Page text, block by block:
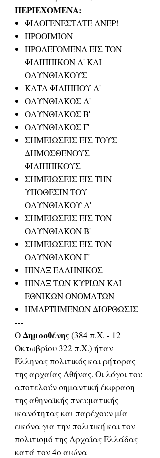
ΠΕΡΙΕΧΟΜΕΝΑ:
ΦΙΛΟΓΕΝΕΣΤΑΤΕ ΑΝΕΡ!
ΠΡΟΟΙΜΙΟΝ
ΠΡΟΛΕΓΟΜΕΝΑ ΕΙΣ ΤΟΝ
ΦΙΛΙΠΠΙΚΟΝ Α' ΚΑΙ
ΟΛΥΝΘΙΑΚΟΥΣ
ΚΑΤΑ ΦΙΛΙΠΠΟΥ Α'
ΟΛΥΝΘΙΑΚΟΣ Α'
ΟΛΥΝΘΙΑΚΟΣ Β'
ΟΛΥΝΘΙΑΚΟΣ Γ'
ΣΗΜΕΙΩΣΕΙΣ ΕΙΣ ΤΟΥΣ
ΔΗΜΟΣΘΕΝΟΥΣ
ΦΙΛΙΠΠΙΚΟΥΣ
ΣΗΜΕΙΩΣΕΙΣ ΕΙΣ ΤΗΝ
ΥΠΟΘΕΣΙΝ ΤΟΥ
ΟΛΥΝΘΙΑΚΟΥ Α'
ΣΗΜΕΙΩΣΕΙΣ ΕΙΣ ΤΟΝ
ΟΛΥΝΘΙΑΚΟΝ Β'
ΣΗΜΕΙΩΣΕΙΣ ΕΙΣ ΤΟΝ
ΟΛΥΝΘΙΑΚΟΝ Γ'
ΠΙΝΑΞ ΕΛΛΗΝΙΚΟΣ
ΠΙΝΑΞ ΤΩΝ ΚΥΡΙΩΝ ΚΑΙ
ΕΘΝΙΚΩΝ ΟΝΟΜΑΤΩΝ
ΗΜΑΡΤΗΜΕΝΩΝ ΔΙΟΡΘΩΣΙΣ
---
ΟΔημοσθένης (384 π.Χ. - 12
Οκτωβρίου 322 π.Χ.) ήταν
Έλληνας πολιτικός και ρήτορας
της αρχαίας Αθήνας. Οι λόγοι του
αποτελούν σημαντική έκφραση
της αθηναϊκής πνευματικής
ικανότητας και παρέχουν μία
εικόνα για την πολιτική και τον
πολιτισμό της Αρχαίας Ελλάδας
κατά τον 4ο αιώνα